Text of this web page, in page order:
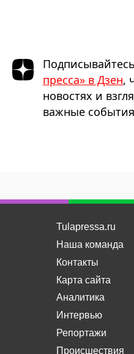
пресса» в Дзен,
новостях и
важные
Tulapressa.ru
Наша команда
Контакты
Карта сайта
Аналитика
Интервью
Репортажи
Происшествия